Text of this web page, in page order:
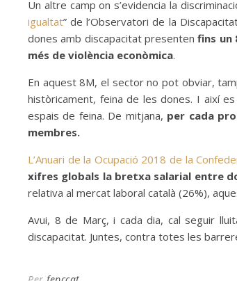
Un altre camp on s’evidencia la
igualtat” de l’Observatori de la
dones amb discapacitat presenten fins un
més de violència econòmica.
En aquest 8M, el sector no pot obviar,
històricament, feina de les dones. I així
espais de feina. De mitjana, per cada
membres.
L’Anuari de la Ocupació 2018 de la
xifres globals la bretxa salarial entre
relativa al mercat laboral català (26%),
Avui, 8 de Març, i cada dia, cal seguir
discapacitat. Juntes, contra totes les